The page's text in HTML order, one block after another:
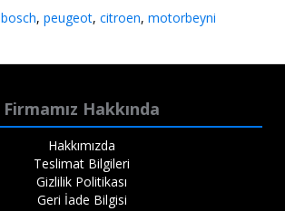
bosch, peugeot, citroen, motorbeyni
Firmamız Hakkında
Hakkımızda
Teslimat Bilgileri
Gizlilik Politikası
Geri İade Bilgisi